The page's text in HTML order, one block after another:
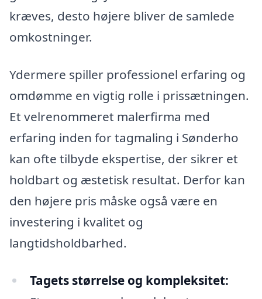
kræves, desto højere bliver de samlede
omkostninger.
Ydermere spiller professionel erfaring og
omdømme en vigtig rolle i prissætningen.
Et velrenommeret malerfirma med
erfaring inden for tagmaling i Sønderho
kan ofte tilbyde ekspertise, der sikrer et
holdbart og æstetisk resultat. Derfor kan
den højere pris måske også være en
investering i kvalitet og
langtidsholdbarhed.
Tagets størrelse og kompleksitet: